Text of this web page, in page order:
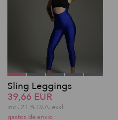
Sling Leggings
39,66 EUR
incl. 21 % I.V.A. exkl.
gastos de envio